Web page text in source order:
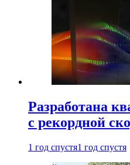
Разработана
с рекордной
1 год спустя1 год спустя